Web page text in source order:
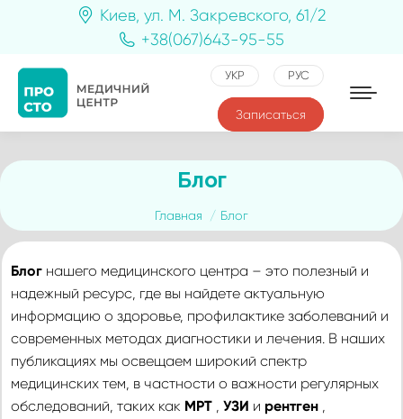
Киев, ул. М. Закревского, 61/2
+38(067)643-95-55
УКР РУС
Записаться
Блог
Вы здесь:
Главная Блог
Блог нашего медицинского центра – это полезный и
надежный ресурс, где вы найдете актуальную
информацию о здоровье, профилактике заболеваний и
современных методах диагностики и лечения. В наших
публикациях мы освещаем широкий спектр
медицинских тем, в частности о важности регулярных
обследований, таких как МРТ , УЗИ и рентген ,